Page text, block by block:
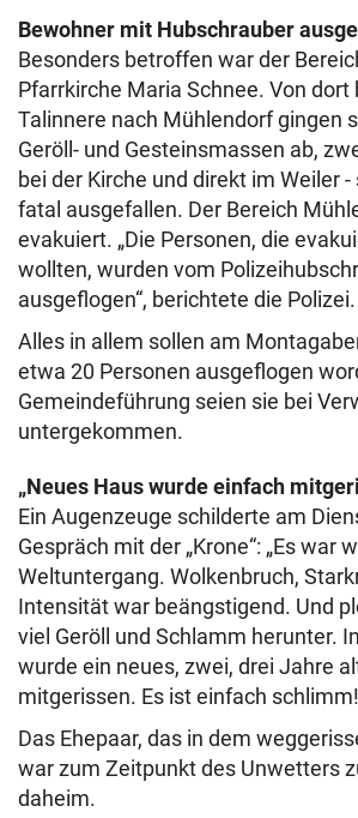
Bewohner mit Hubschrauber
Besonders betroffen war der
Pfarrkirche Maria Schnee. Von dort
Talinnere nach Mühlendorf gingen
Geröll- und Gesteinsmassen ab,
bei der Kirche und direkt im Weiler
fatal ausgefallen. Der Bereich
evakuiert. „Die Personen, die
wollten, wurden vom
ausgeflogen“, berichtete die Polizei.
Alles in allem sollen am
etwa 20 Personen ausgeflogen
Gemeindeführung seien sie bei
untergekommen.
„Neues Haus wurde einfach
Ein Augenzeuge schilderte am
Gespräch mit der „Krone“: „Es war
Weltuntergang. Wolkenbruch,
Intensität war beängstigend. Und
viel Geröll und Schlamm herunter.
wurde ein neues, zwei, drei Jahre
mitgerissen. Es ist einfach
Das Ehepaar, das in dem
war zum Zeitpunkt des Unwetters
daheim.